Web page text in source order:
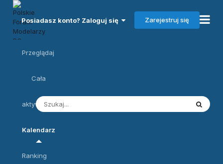
Posiadasz konto? Zaloguj się Zarejestruj się
Przeglądaj
Cała
aktywność
Kalendarz
Ranking